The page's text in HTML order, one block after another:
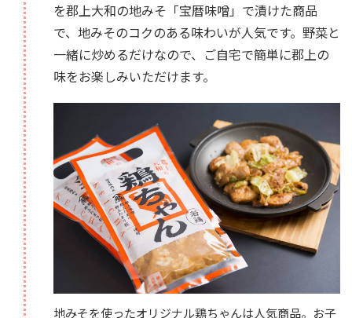
を郡上大和の地みそ「宝暦味噌」で漬けた商品
で、地みそのコクのある味わいが人気です。野菜と
一緒に炒めるだけなので、ご自宅で簡単に郡上の
味をお楽しみいただけます。
地みそを使ったオリジナル鶏ちゃんは人気商品。お子